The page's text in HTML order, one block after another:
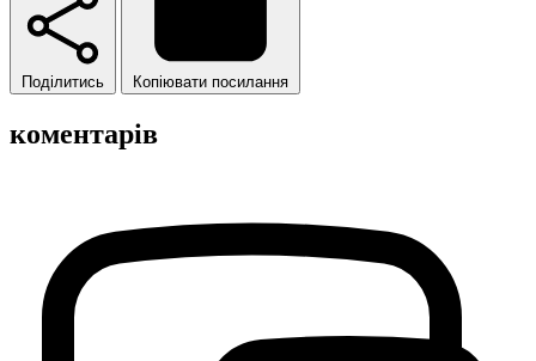
Поділитись Копіювати посилання
коментарів